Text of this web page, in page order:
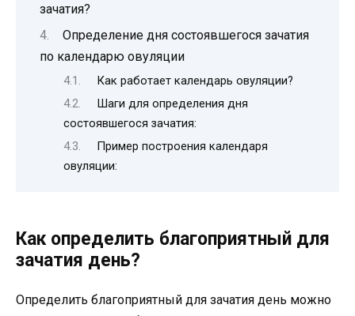
зачатия?
Определение дня состоявшегося зачатия
по календарю овуляции
Как работает календарь овуляции?
Шаги для определения дня
состоявшегося зачатия:
Пример построения календаря
овуляции:
Как определить благоприятный для
зачатия день?
Определить благоприятный для зачатия день можно